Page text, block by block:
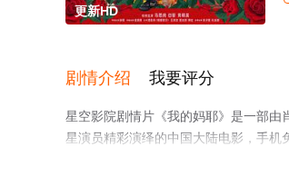
更新HD
剧情介绍 我要评分
星空影院剧情片《我的妈耶》是一部由
星演员精彩演绎的中国大陆电影，手